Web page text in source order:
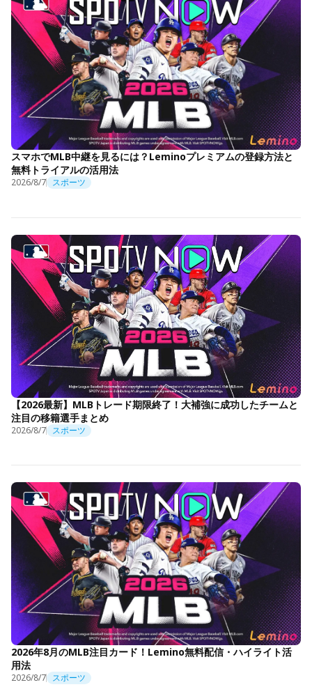
スマホでMLB中継を見るには？Leminoプレミアムの登録方法と
無料トライアルの活用法
2026/8/7 スポーツ
【2026最新】MLBトレード期限終了！大補強に成功したチームと
注目の移籍選手まとめ
2026/8/7 スポーツ
2026年8月のMLB注目カード！Lemino無料配信・ハイライト活
用法
2026/8/7 スポーツ